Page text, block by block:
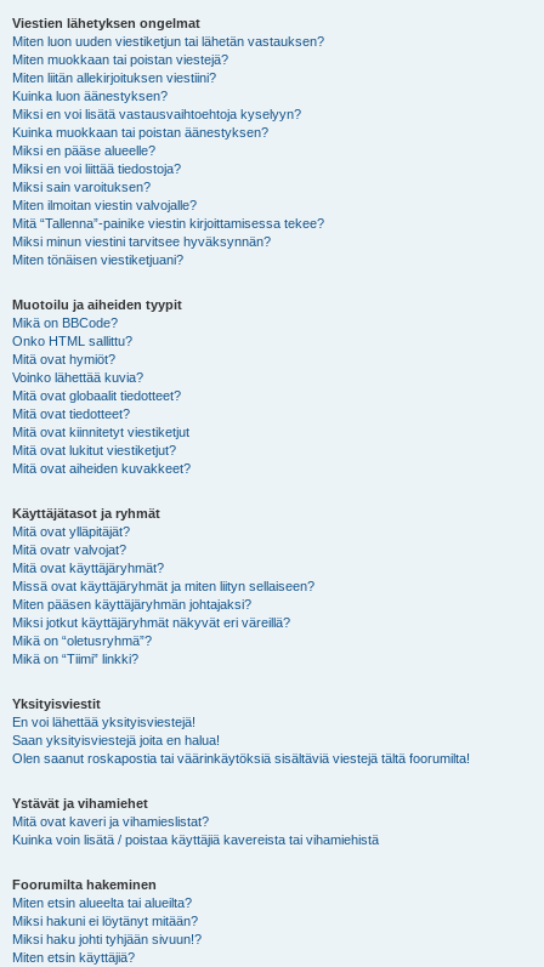
Viestien lähetyksen ongelmat
Miten luon uuden viestiketjun tai lähetän vastauksen?
Miten muokkaan tai poistan viestejä?
Miten liitän allekirjoituksen viestiini?
Kuinka luon äänestyksen?
Miksi en voi lisätä vastausvaihtoehtoja kyselyyn?
Kuinka muokkaan tai poistan äänestyksen?
Miksi en pääse alueelle?
Miksi en voi liittää tiedostoja?
Miksi sain varoituksen?
Miten ilmoitan viestin valvojalle?
Mitä “Tallenna”-painike viestin kirjoittamisessa tekee?
Miksi minun viestini tarvitsee hyväksynnän?
Miten tönäisen viestiketjuani?
Muotoilu ja aiheiden tyypit
Mikä on BBCode?
Onko HTML sallittu?
Mitä ovat hymiöt?
Voinko lähettää kuvia?
Mitä ovat globaalit tiedotteet?
Mitä ovat tiedotteet?
Mitä ovat kiinnitetyt viestiketjut
Mitä ovat lukitut viestiketjut?
Mitä ovat aiheiden kuvakkeet?
Käyttäjätasot ja ryhmät
Mitä ovat ylläpitäjät?
Mitä ovatr valvojat?
Mitä ovat käyttäjäryhmät?
Missä ovat käyttäjäryhmät ja miten liityn sellaiseen?
Miten pääsen käyttäjäryhmän johtajaksi?
Miksi jotkut käyttäjäryhmät näkyvät eri väreillä?
Mikä on “oletusryhmä”?
Mikä on “Tiimi” linkki?
Yksityisviestit
En voi lähettää yksityisviestejä!
Saan yksityisviestejä joita en halua!
Olen saanut roskapostia tai väärinkäytöksiä sisältäviä viestejä tältä foorumilta!
Ystävät ja vihamiehet
Mitä ovat kaveri ja vihamieslistat?
Kuinka voin lisätä / poistaa käyttäjiä kavereista tai vihamiehistä
Foorumilta hakeminen
Miten etsin alueelta tai alueilta?
Miksi hakuni ei löytänyt mitään?
Miksi haku johti tyhjään sivuun!?
Miten etsin käyttäjiä?